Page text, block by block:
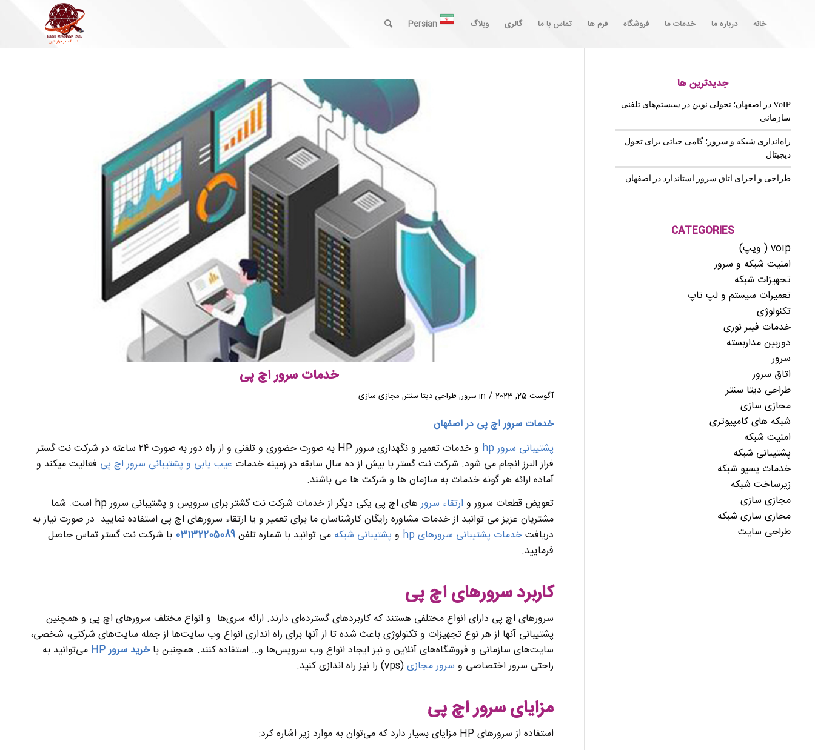
خانه درباره ما خدمات ما فروشگاه فرم ها تماس با ما گالری وبلاگ Persian
خدمات سرور اچ پی
آگوست 25, 2023 /
in سرور,طراحی دیتا سنتر, مجازی سازی
خدمات سرور اچ پی در اصفهان
پشتیبانی سرور hp
و خدمات تعمیر و نگهداری سرور HP به صورت حضوری و تلفنی و از راه دور به صورت ۲۴ ساعته در شرکت نت گستر
فراز البرز انجام می شود. شرکت نت گستر با بیش از ده سال سابقه در زمینه خدمات عیب یابی و پشتیبانی سرور اچ پی فعالیت میکند و
آماده ارائه هر گونه خدمات به سازمان ها و شرکت ها می باشند.
تعویض قطعات سرور و ارتقاء سرور
های اچ پی یکی دیگر از خدمات شرکت نت گشتر برای سرویس و پشتیبانی سرور hp است. شما
مشتریان عزیز می توانید از خدمات مشاوره رایگان کارشناسان ما برای تعمیر و یا ارتقاء سرورهای اچ پی استفاده نمایید. در صورت نیاز به
دریافتخدمات پشتیبانی سرورهای hp و پشتیبانی شبکه می توانید با شماره تلفن03132205089 با شرکت نت گستر تماس حاصل
فرمایید.
کاربرد سرورهای اچ پی
سرورهای اچ پی دارای انواع مختلفی هستند که کاربردهای گسترده‌ای دارند. ارائه سری‌ها و انواع مختلف سرورهای اچ پی و همچنین
پشتیبانی آنها از هر نوع تجهیزات و تکنولوژی باعث شده تا از آنها برای راه اندازی انواع وب سایت‌ها از جمله سایت‌های شرکتی، شخصی،
سایت‌های سازمانی و فروشگاه‌های آنلاین و نیز ایجاد انواع وب سرویس‌ها و… استفاده کنند. همچنین باخرید سرورHP می‌توانید به
راحتی سرور اختصاصی و سرور مجازی(vps) را نیز راه اندازی کنید.
مزایای سرور اچ پی
استفاده از سرورهای HP مزایای بسیار دارد که می‌توان به موارد زیر اشاره کرد:
جدیدترین ها
VoIP در اصفهان؛ تحولی نوین در سیستم‌های تلفنی
سازمانی
راه‌اندازی شبکه و سرور؛ گامی حیاتی برای تحول
دیجیتال
طراحی و اجرای اتاق سرور استاندارد در اصفهان
CATEGORIES
voip ( ویپ)
امنیت شبکه و سرور
تجهیزات شبکه
تعمیرات سیستم و لپ تاپ
تکنولوژی
خدمات فیبر نوری
دوربین مداربسته
سرور
اتاق سرور
طراحی دیتا سنتر
مجازی سازی
شبکه های کامپیوتری
امنیت شبکه
پشتیبانی شبکه
خدمات پسیو شبکه
زیرساخت شبکه
مجازی سازی
مجازی سازی شبکه
طراحی سایت